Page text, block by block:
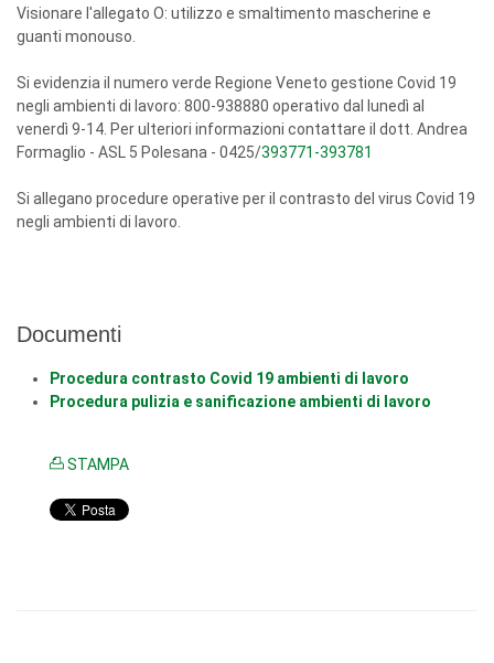
Visionare l'allegato O: utilizzo e smaltimento mascherine e
guanti monouso.
Si evidenzia il numero verde Regione Veneto gestione Covid 19
negli ambienti di lavoro: 800-938880 operativo dal lunedì al
venerdì 9-14. Per ulteriori informazioni contattare il dott. Andrea
Formaglio - ASL 5 Polesana - 0425/393771-393781
Si allegano procedure operative per il contrasto del virus Covid 19
negli ambienti di lavoro.
Documenti
Procedura contrasto Covid 19 ambienti di lavoro
Procedura pulizia e sanificazione ambienti di lavoro
STAMPA